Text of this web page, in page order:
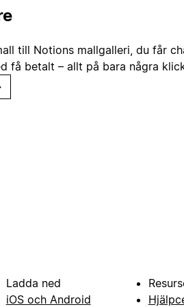
till Notions mallgalleri, du får
få betalt – allt på bara några
Ladda ned
iOS och Android